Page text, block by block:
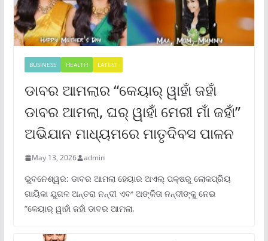
BUSINESS HEALTH LATEST
ଡାବର ଆମଲାର “କେୟାର୍ ୱାହାଁ ଜହାଁ
ଡାବର ଆମଲା, ଘର୍ ୱାହାଁ ମେରୀ ମାଁ ଜହାଁ”
ଅଭିଯାନ ମାଧ୍ୟମରେ ମାତୃଦିବସ ପାଳନ
May 13, 2026 admin
ଭୁବନେଶ୍ୱର: ଡାବର ଆମଲା ହେୟାର ଅଏଲ୍ ପକ୍ଷରୁ ଲୋକପ୍ରିୟ
ଗାୟିକା ଯୁଗଳ ଅନ୍ତରା ନନ୍ଦୀ ଏବଂ ଅଙ୍କିତା ନନ୍ଦୀଙ୍କୁ ନେଇ
“କେୟାର୍ ୱାହାଁ ଜହାଁ ଡାବର ଆମଲା,